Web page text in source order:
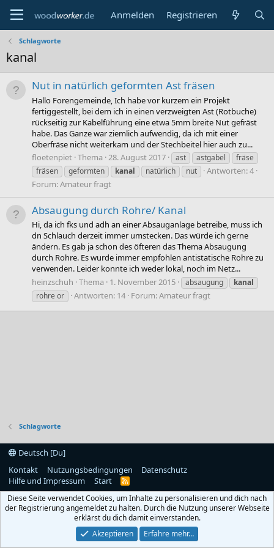
Anmelden Registrieren
Schlagworte
kanal
Nut in natürlich geformten Ast fräsen
Hallo Forengemeinde, Ich habe vor kurzem ein Projekt
fertiggestellt, bei dem ich in einen verzweigten Ast (Rotbuche)
rückseitig zur Kabelführung eine etwa 5mm breite Nut gefräst
habe. Das Ganze war ziemlich aufwendig, da ich mit einer
Oberfräse nicht weiterkam und der Stechbeitel hier auch zu...
floetenpiet Thema 28. August 2017 ast astgabel
fräse
fräsen
geformten kanal natürlich nut
Antworten: 4
Forum:Amateur fragt
Absaugung durch Rohre/ Kanal
Hi, da ich fks und adh an einer Absauganlage betreibe, muss ich
dn Schlauch derzeit immer umstecken. Das würde ich gerne
ändern. Es gab ja schon des öfteren das Thema Absaugung
durch Rohre. Es wurde immer empfohlen antistatische Rohre zu
verwenden. Leider konnte ich weder lokal, noch im Netz...
heinzschuh Thema 1. November 2015 absaugung
kanal
rohre or
Antworten: 14 Forum:Amateur fragt
Schlagworte
Deutsch [Du]
Kontakt
Nutzungsbedingungen
Datenschutz
Hilfe und Impressum
Start
R
S
Diese Seite verwendet Cookies, um Inhalte zu personalisieren und dich nach
der Registrierung angemeldet zu halten. Durch die Nutzung unserer Webseite
erklärst du dich damit einverstanden.
Akzeptieren
Erfahre mehr…